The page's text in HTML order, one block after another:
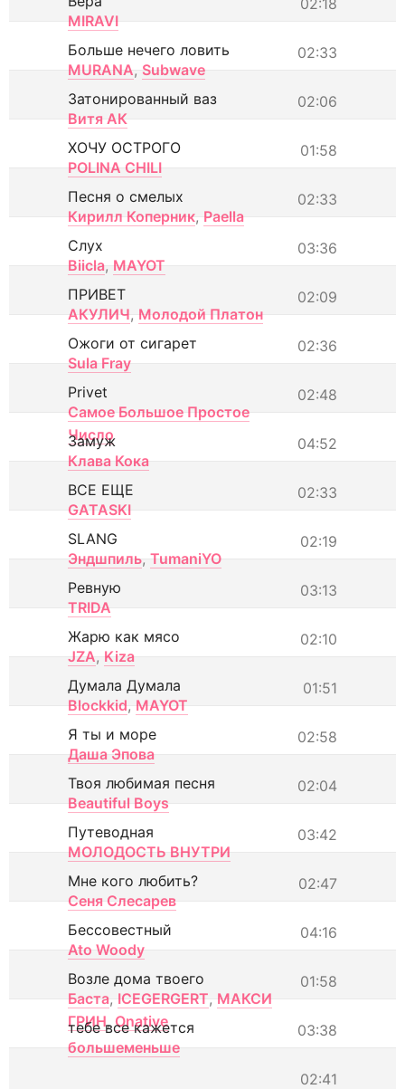
02:18
MIRAVI
02:33
Больше нечего ловить
MURANA, Subwave
02:06
Затонированный ваз
Витя АК
01:58
ХОЧУ ОСТРОГО
POLINA CHILI
02:33
Песня о смелых
Кирилл Коперник, Paella
03:36
Слух
Biicla, MAYOT
02:09
ПРИВЕТ
АКУЛИЧ, Молодой Платон
02:36
Ожоги от сигарет
Sula Fray
02:48
Privet
Самое Большое Простое
Число
04:52
Замуж
Клава Кока
02:33
ВСЕ ЕЩЕ
GATASKI
02:19
SLANG
Эндшпиль, TumaniYO
03:13
Ревную
TRIDA
02:10
Жарю как мясо
JZA, Kiza
01:51
Думала Думала
Blockkid, MAYOT
02:58
Я ты и море
Даша Эпова
02:04
Твоя любимая песня
Beautiful Boys
03:42
Путеводная
МОЛОДОСТЬ ВНУТРИ
02:47
Мне кого любить?
Сеня Слесарев
04:16
Бессовестный
Ato Woody
01:58
Возле дома твоего
Баста, ICEGERGERT, МАКСИ
ГРИН, Onative 03:38
тебе все кажется
большеменьше
02:41